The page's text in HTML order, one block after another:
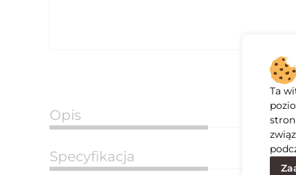
Opis
Specyfikacja
Ta